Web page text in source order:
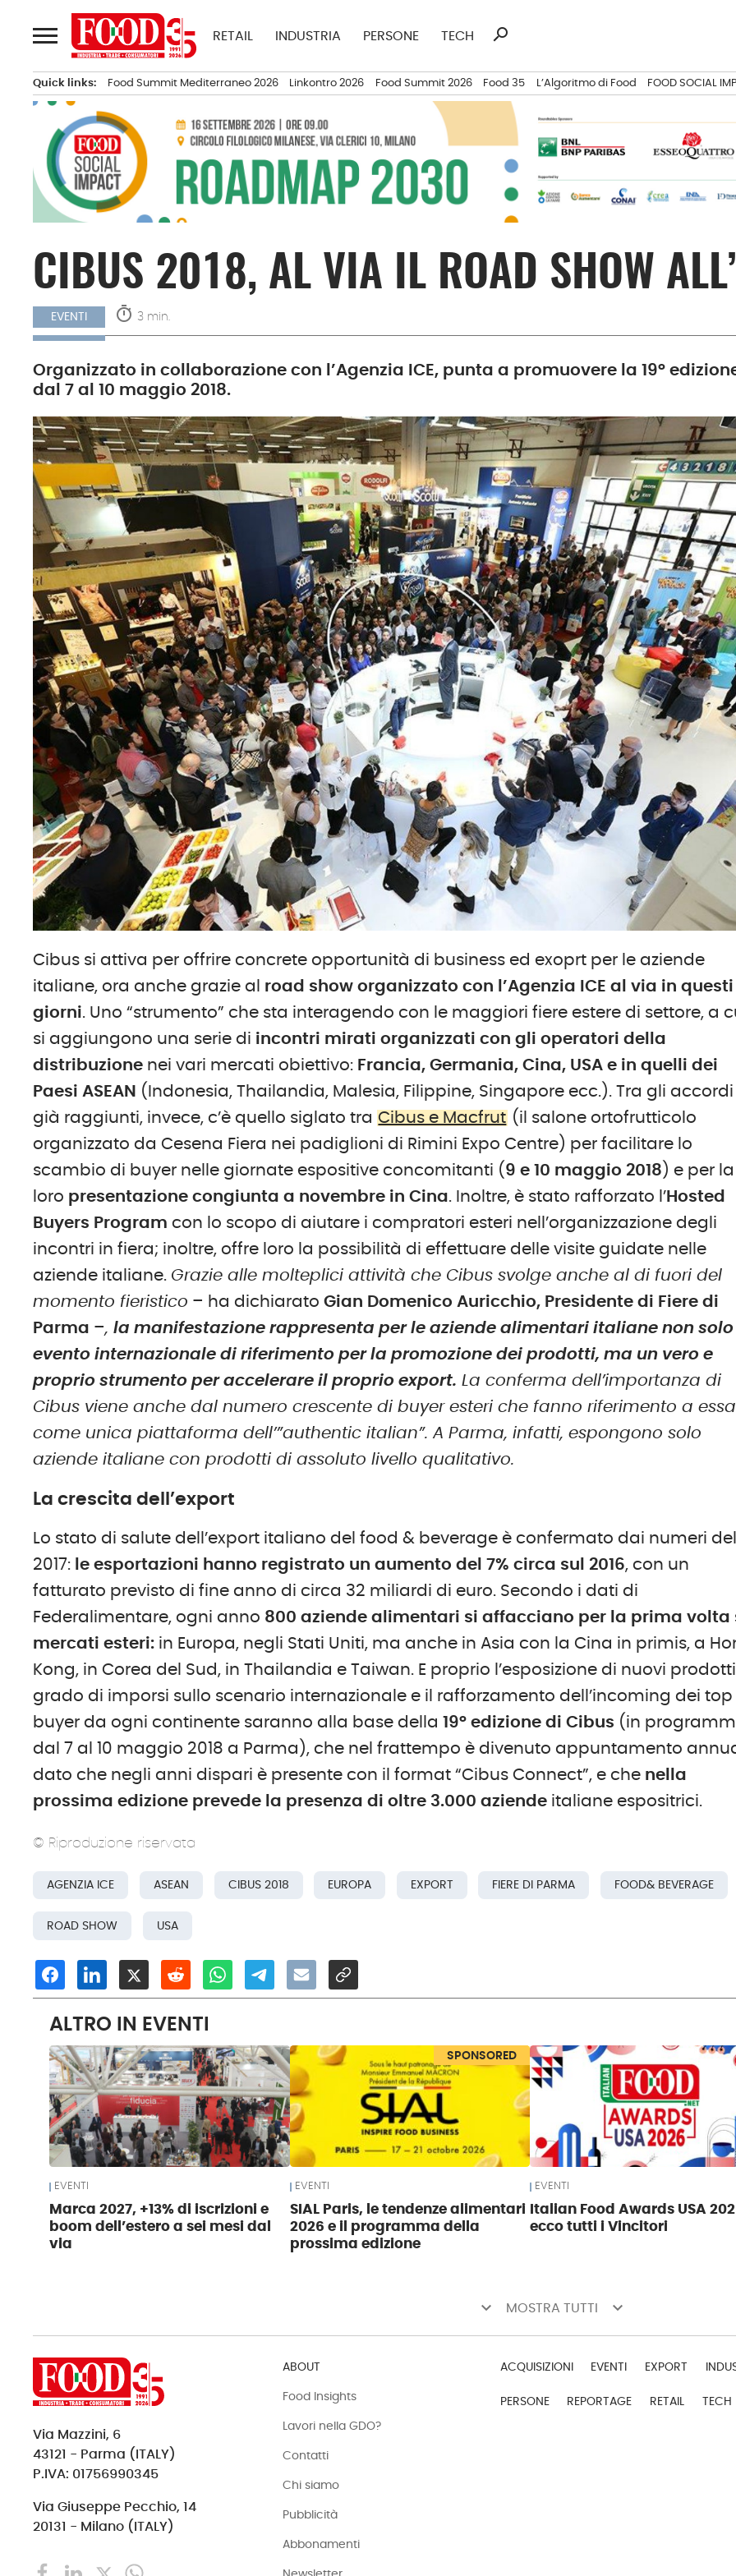
al
contenuto
RETAIL INDUSTRIA PERSONE TECH
Ricerca
search
Quick links: Food Summit Mediterraneo 2026 Linkontro 2026 Food Summit 2026 Food 35 L’Algoritmo di Food FOOD SOCIAL
CIBUS 2018, AL VIA IL ROAD SHOW
EVENTI timer 3 min.
Organizzato in collaborazione con l’Agenzia ICE, punta a promuovere la 19°
dal 7 al 10 maggio 2018.
Cibus si attiva per offrire concrete opportunità di business ed exoprt per le aziende
italiane, ora anche grazie al road show organizzato con l’Agenzia ICE al via in questi
giorni. Uno “strumento” che sta interagendo con le maggiori fiere estere di settore, a
si aggiungono una serie di incontri mirati organizzati con gli operatori della
distribuzione nei vari mercati obiettivo: Francia, Germania, Cina, USA e in quelli dei
Paesi ASEAN (Indonesia, Thailandia, Malesia, Filippine, Singapore ecc.). Tra gli accordi
già raggiunti, invece, c’è quello siglato tra Cibus e Macfrut (il salone ortofrutticolo
organizzato da Cesena Fiera nei padiglioni di Rimini Expo Centre) per facilitare lo
scambio di buyer nelle giornate espositive concomitanti ( 9 e 10 maggio 2018 ) e per la
loro presentazione congiunta a novembre in Cina. Inoltre, è stato rafforzato l’ Hosted
Buyers Program con lo scopo di aiutare i compratori esteri nell’organizzazione degli
incontri in fiera; inoltre, offre loro la possibilità di effettuare delle visite guidate nelle
aziende italiane. Grazie alle molteplici attività che Cibus svolge anche al di fuori del
momento fieristico – ha dichiaratoGian Domenico Auricchio, Presidente di Fiere di
Parma –,la manifestazione rappresenta per le aziende alimentari italiane non solo
evento internazionale di riferimento per la promozione dei prodotti, ma un vero e
proprio strumento per accelerare il proprio export. La conferma dell’importanza di
Cibus viene anche dal numero crescente di buyer esteri che fanno riferimento a essa
come unica piattaforma dell’”authentic italian”. A Parma, infatti, espongono solo
aziende italiane con prodotti di assoluto livello qualitativo.
La crescita dell’export
Lo stato di salute dell’export italiano del food & beverage è confermato dai numeri
2017: le esportazioni hanno registrato un aumento del 7% circa sul 2016, con un
fatturato previsto di fine anno di circa 32 miliardi di euro. Secondo i dati di
Federalimentare, ogni anno 800 aziende alimentari si affacciano per la prima volta
mercati esteri: in Europa, negli Stati Uniti, ma anche in Asia con la Cina in primis, a
Kong, in Corea del Sud, in Thailandia e Taiwan. E proprio l’esposizione di nuovi
grado di imporsi sullo scenario internazionale e il rafforzamento dell’incoming dei top
buyer da ogni continente saranno alla base della19° edizione di Cibus (in
dal 7 al 10 maggio 2018 a Parma), che nel frattempo è divenuto appuntamento
dato che negli anni dispari è presente con il format “Cibus Connect”, e che nella
prossima edizione prevede la presenza di oltre 3.000 aziende italiane espositrici.
© Riproduzione riservata
AGENZIA ICE ASEAN CIBUS 2018 EUROPA EXPORT FIERE DI PARMA FOOD& BEVERAGE
ROAD SHOW USA
ALTRO IN EVENTI
EVENTI
Marca 2027, +13% di iscrizioni e
boom dell’estero a sei mesi dal
via
SPONSORED
EVENTI
SIAL Paris, le tendenze alimentari
2026 e il programma della
prossima edizione
EVENTI
Italian Food Awards USA
ecco tutti i Vincitori
keyboard_arrow_down MOSTRA TUTTI keyboard_arrow_down
Via Mazzini, 6
43121 - Parma (ITALY)
P.IVA: 01756990345
Via Giuseppe Pecchio, 14
20131 - Milano (ITALY)
ABOUT
Food Insights
Lavori nella GDO?
Contatti
Chi siamo
Pubblicità
Abbonamenti
ACQUISIZIONI EVENTI EXPORT
PERSONE REPORTAGE RETAIL TECH